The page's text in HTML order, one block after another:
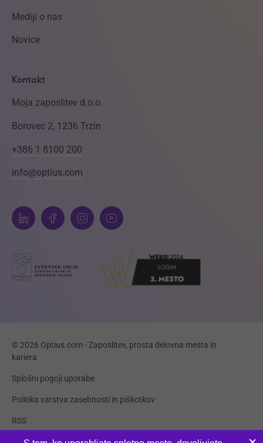
Mediji o nas
Novice
Kontakt
Moja zaposlitev d.o.o.
Borovec 2, 1236 Trzin
+386 1 8100 200
info@optius.com
© 2026 Optius.com - Zaposlitev, prosta delovna mesta in
kariera
Splošni pogoji uporabe
Politika varstva zasebnosti in piškotkov
RSS